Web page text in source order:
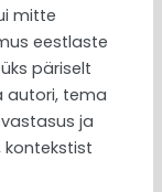
mitte
eestlaste
päriselt
autori, tema
ja
kontekstist